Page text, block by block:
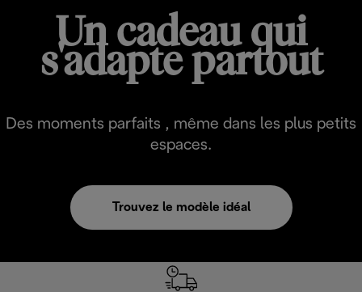
Un cadeau qui
s'adapte partout
Des moments parfaits , même dans les plus petits
espaces.
Trouvez le modèle idéal